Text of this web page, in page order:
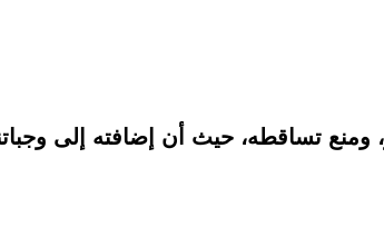
تساقطه، حيث أن إضافته إلى